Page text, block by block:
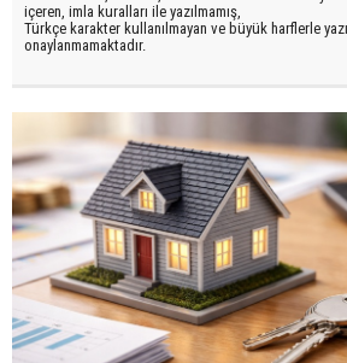
içeren, imla kuralları ile yazılmamış,
Türkçe karakter kullanılmayan ve büyük harflerle
onaylanmamaktadır.